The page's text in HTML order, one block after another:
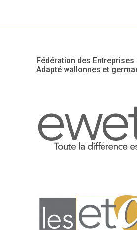
Fédération des Entreprises
Adapté wallonnes et